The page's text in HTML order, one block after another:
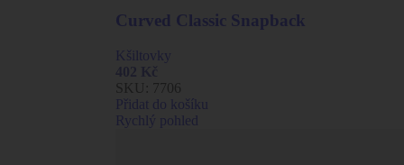
Curved Classic Snapback
Kšiltovky
SKU: 7706
Přidat do košíku
Rychlý pohled